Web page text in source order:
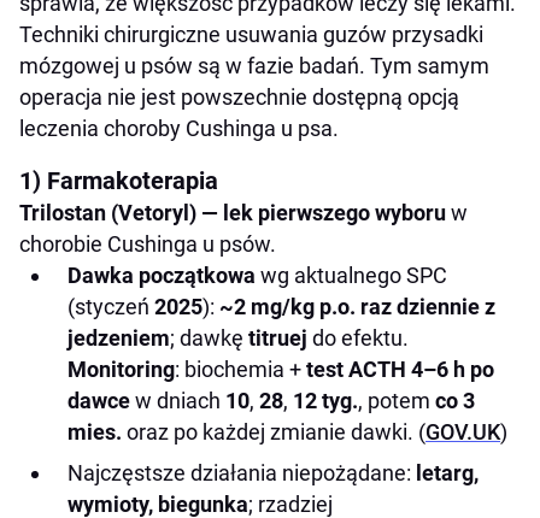
Techniki chirurgiczne usuwania guzów przysadki
mózgowej u psów są w fazie badań. Tym samym
operacja nie jest powszechnie dostępną opcją
leczenia choroby Cushinga u psa.
1) Farmakoterapia
Trilostan (Vetoryl) — lek pierwszego wyboruw
chorobie Cushinga u psów.
Dawka początkowa wg aktualnego SPC
(styczeń 2025): ~2 mg/kg p.o. raz dziennie z
jedzeniem; dawkę titruej do efektu.
Monitoring: biochemia +test ACTH 4–6 h po
dawcew dniach 10, 28, 12 tyg., potem co 3
mies. oraz po każdej zmianie dawki. (GOV.UK)
Najczęstsze działania niepożądane: letarg,
wymioty, biegunka; rzadziej